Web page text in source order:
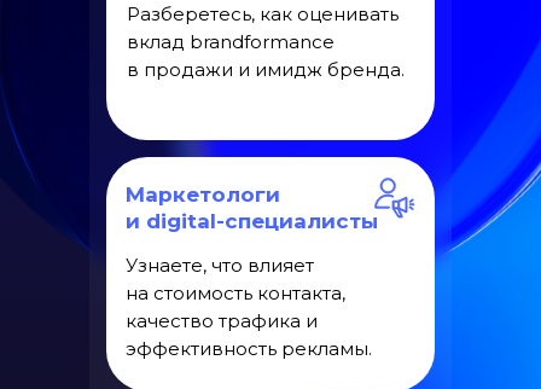
Маркетологи
и digital-специалисты
Узнаете, что влияет
на стоимость контакта,
качество трафика и
эффективность рекламы.
Разберетесь, как оценивать
вклад brandformance
в продажи и имидж бренда.